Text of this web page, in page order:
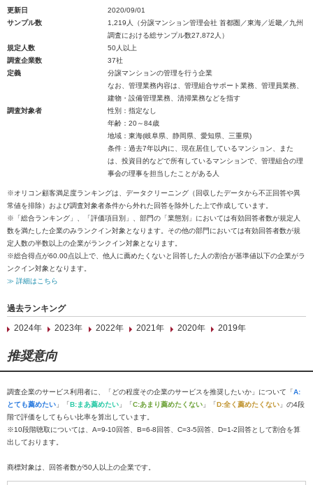
更新日
2020/09/01
サンプル数
1,219人（分譲マンション管理会社 首都圏／東海／近畿／九州
調査における総サンプル数27,872人）
規定人数
50人以上
調査企業数
37社
定義
分譲マンションの管理を行う企業
なお、管理業務内容は、管理組合サポート業務、管理員業務、
建物・設備管理業務、清掃業務などを指す
調査対象者
性別：指定なし
年齢：20～84歳
地域：東海(岐阜県、静岡県、愛知県、三重県)
条件：過去7年以内に、現在居住しているマンション、また
は、投資目的などで所有しているマンションで、管理組合の理
事会の理事を担当したことがある人
※オリコン顧客満足度ランキングは、データクリーニング（回収したデータから不正回答や異
常値を排除）および調査対象者条件から外れた回答を除外した上で作成しています。
※「総合ランキング」、「評価項目別」、部門の「業態別」においては有効回答者数が規定人
数を満たした企業のみランクイン対象となります。その他の部門においては有効回答者数が規
定人数の半数以上の企業がランクイン対象となります。
※総合得点が60.00点以上で、他人に薦めたくないと回答した人の割合が基準値以下の企業がラ
ンクイン対象となります。
≫ 詳細はこちら
過去ランキング
2024年
2023年 2022年 2021年 2020年 2019年
推奨意向
調査企業のサービス利用者に、「どの程度その企業のサービスを推奨したいか」について「A:
とても薦めたい 」「B:まあ薦めたい 」「C:あまり薦めたくない 」「D:全く薦めたくない 」の4段
階で評価をしてもらい比率を算出しています。
※10段階聴取については、A=9-10回答、B=6-8回答、C=3-5回答、D=1-2回答として割合を算
出しております。
商標対象は、回答者数が50人以上の企業です。